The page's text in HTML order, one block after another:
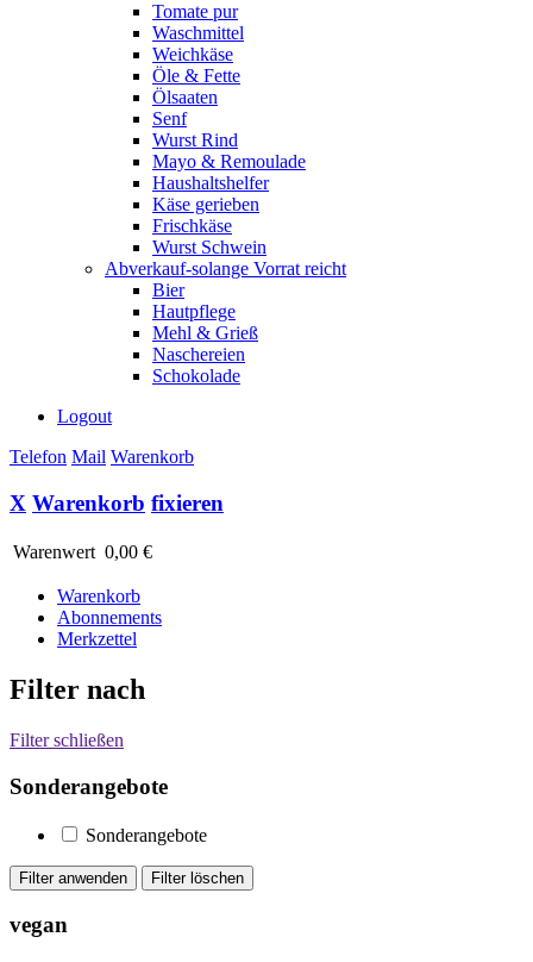
Tomate pur
Waschmittel
Weichkäse
Öle & Fette
Ölsaaten
Senf
Wurst Rind
Mayo & Remoulade
Haushaltshelfer
Käse gerieben
Frischkäse
Wurst Schwein
Abverkauf-solange Vorrat reicht
Bier
Hautpflege
Mehl & Grieß
Naschereien
Schokolade
Logout
Telefon Mail Warenkorb
X Warenkorb fixieren
Warenwert 0,00 €
Warenkorb
Abonnements
Merkzettel
Filter nach
Filter schließen
Sonderangebote
Sonderangebote
vegan